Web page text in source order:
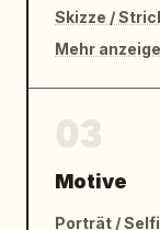
Skizze /
Mehr
Motive
Porträt /